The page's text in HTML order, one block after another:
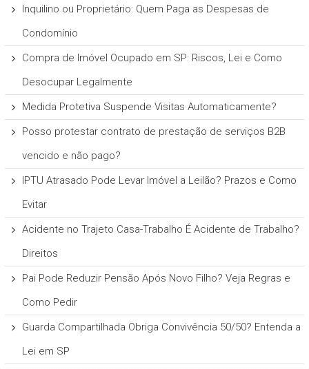
Inquilino ou Proprietário: Quem Paga as Despesas de
Condomínio
Compra de Imóvel Ocupado em SP: Riscos, Lei e Como
Desocupar Legalmente
Medida Protetiva Suspende Visitas Automaticamente?
Posso protestar contrato de prestação de serviços B2B
vencido e não pago?
IPTU Atrasado Pode Levar Imóvel a Leilão? Prazos e Como
Evitar
Acidente no Trajeto Casa-Trabalho É Acidente de Trabalho?
Direitos
Pai Pode Reduzir Pensão Após Novo Filho? Veja Regras e
Como Pedir
Guarda Compartilhada Obriga Convivência 50/50? Entenda a
Lei em SP